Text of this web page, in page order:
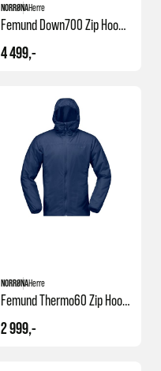
NORRØNAHerre
Femund Down700 Zip Hood M's
4 499,-
NORRØNAHerre
Femund Thermo60 Zip Hood M's
2 999,-